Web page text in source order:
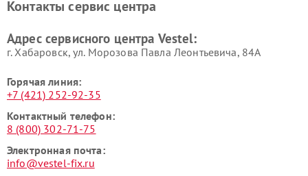
Контакты сервис центра
Адрес сервисного центра Vestel:
г. Хабаровск, ул. Морозова Павла Леонтьевича, 84А
Горячая линия:
+7 (421) 252-92-35
Контактный телефон:
8 (800) 302-71-75
Электронная почта:
info@vestel-fix.ru